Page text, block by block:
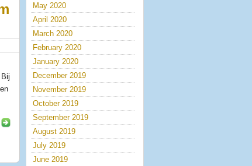
May 2020
April 2020
March 2020
February 2020
January 2020
December 2019
November 2019
October 2019
September 2019
August 2019
July 2019
June 2019